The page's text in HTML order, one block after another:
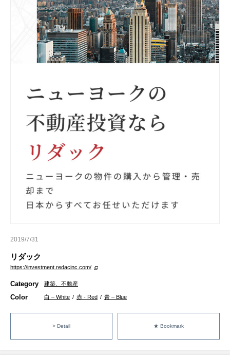
2019/7/31
リダック
https://investment.redacinc.com/
Category 建築、不動産
Color 白 – White / 赤 - Red / 青 – Blue
> Detail ★ Bookmark